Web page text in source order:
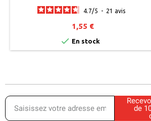
4.7/5 - 21 avis
1,55 €
 En stock
de